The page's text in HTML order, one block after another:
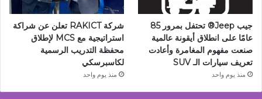
جيب Jeep®️ تحتفل بمرور 85
عامًا على انطلاق أيقونة عالمية
صنعت مفهوم المغامرة وأعادت
تعريف سيارات الـ SUV
منذ يوم واحد
شركة RAKICT تعلن عن شراكة
استراتيجية مع MCS لإطلاق
محفظة التدريب الرسمية
لكاسبرسكي
منذ يوم واحد